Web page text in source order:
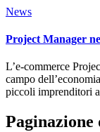
News
Project Manager
L’e-commerce
campo
piccoli imprenditori